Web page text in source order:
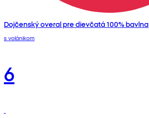
Dojčenský overal pre dievčatá 100% bavlna
s volánikom
6